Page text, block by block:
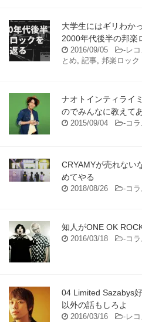
大学生にはギリわか
2000年代後半の邦楽
2016/09/05 -レ
とめ, 記事, 邦楽ロック
ナオトインティライ
のでみんなに教えて
2015/09/04 -コ
CRYAMYが売れない
めてやる
2018/08/26 -コ
知人がONE OK
2016/03/18 -コ
04 Limited Sazabys
以外の話もしろよ
2016/03/16 -レ